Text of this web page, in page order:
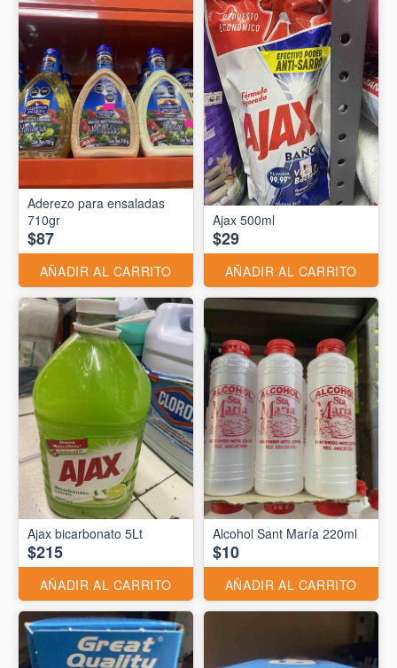
Aderezo para ensaladas
710gr
$87
AÑADIR AL CARRITO
Ajax 500ml
$29
AÑADIR AL CARRITO
Ajax bicarbonato 5Lt
$215
AÑADIR AL CARRITO
Alcohol Sant María 220ml
$10
AÑADIR AL CARRITO